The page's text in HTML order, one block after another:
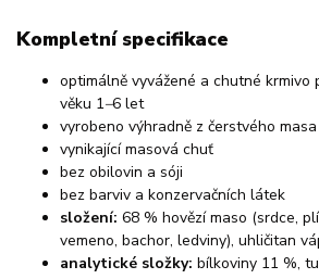
Kompletní specifikace
optimálně vyvážené a chutné krmivo
věku 1–6 let
vyrobeno výhradně z čerstvého
vynikající masová chuť
bez obilovin a sóji
bez barviv a konzervačních látek
složení: 68 % hovězí maso (srdce,
vemeno, bachor, ledviny), uhličitan
analytické složky: bílkoviny 11 %,